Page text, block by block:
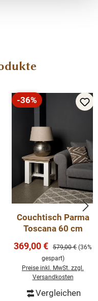
ist aus Metall. Durch
dieser Beistelltisch gut
traditionell
und schwarz
Rabatt
-36%
Couchtisch Parma
Toscana 60 cm
Verkaufspreis:
369,00 € Regulärer Preis:
579,00 € (36%
gespart)
Preise inkl. MwSt. zzgl.
Versandkosten
Vergleichen